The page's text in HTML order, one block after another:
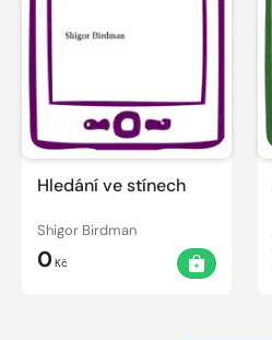
Hledání ve stínech
Shigor Birdman
0Kč